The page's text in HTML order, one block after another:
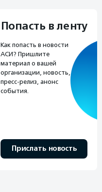
Попасть в ленту
Как попасть в новости
АСИ? Пришлите
материал о вашей
организации, новость,
пресс-релиз, анонс
события.
Прислать новость